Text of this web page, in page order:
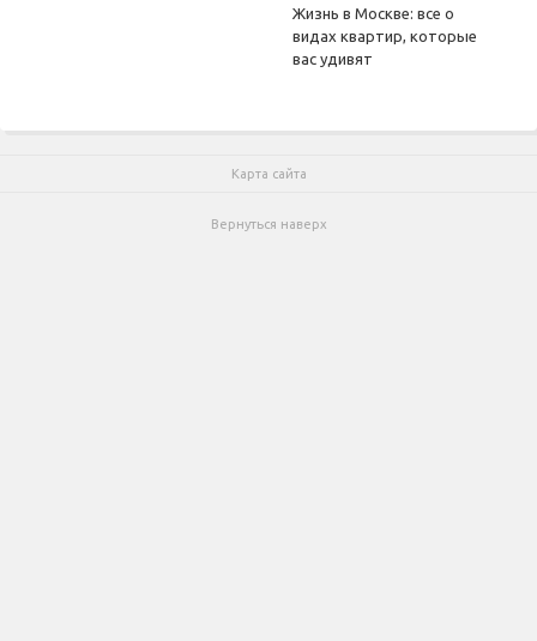
Жизнь в Москве: все о
видах квартир, которые
вас удивят
Карта сайта
Вернуться наверх